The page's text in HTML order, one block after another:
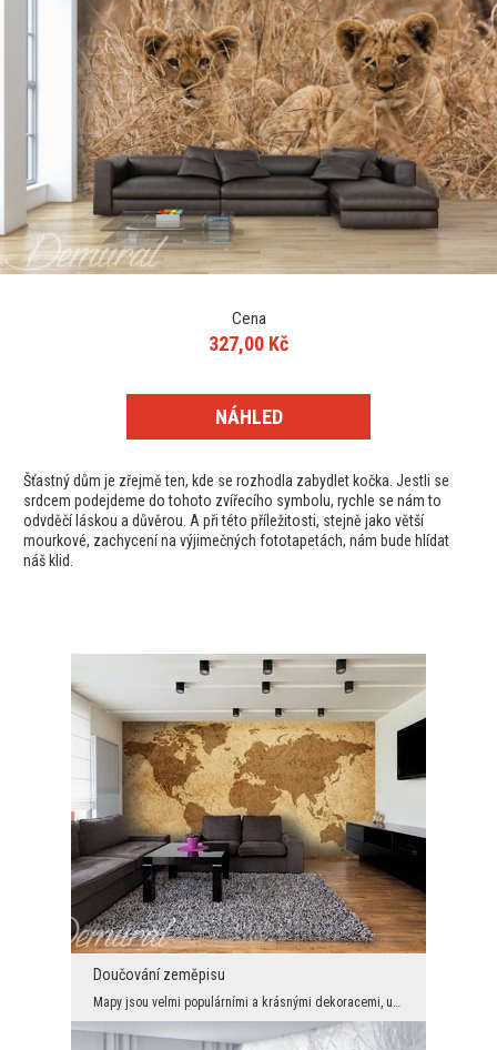
Cena
327,00 Kč
NÁHLED
Šťastný dům je zřejmě ten, kde se rozhodla zabydlet kočka. Jestli se
srdcem podejdeme do tohoto zvířecího symbolu, rychle se nám to
odvděčí láskou a důvěrou. A při této příležitosti, stejně jako větší
mourkové, zachycení na výjimečných fototapetách, nám bude hlídat
náš klid.
Doučování zeměpisu
Mapy jsou velmi populárními a krásnými dekoracemi, užívanými ve velké míře jak v domácnostech, ta...